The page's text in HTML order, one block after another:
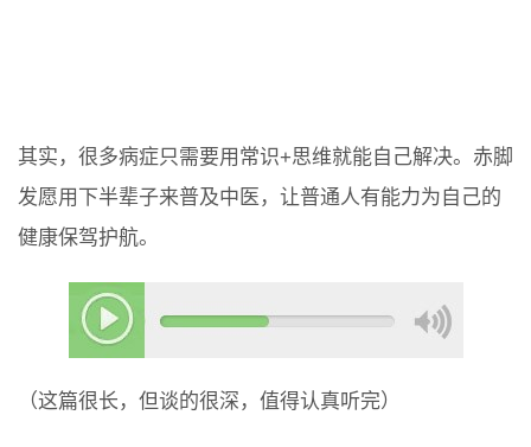
其实，很多病症只需要用常识+思维就能自己解决。赤脚
发愿用下半辈子来普及中医，让普通人有能力为自己的
健康保驾护航。
（这篇很长，但谈的很深，值得认真听完）